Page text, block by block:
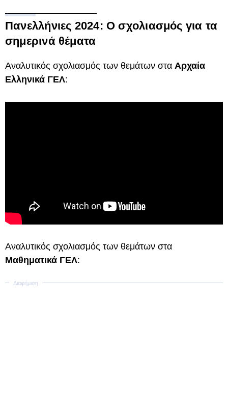
Πανελλήνιες 2024: Ο σχολιασμός για τα
σημερινά θέματα
Αναλυτικός σχολιασμός των θεμάτων στα Αρχαία
Ελληνικά ΓΕΛ:
Αναλυτικός σχολιασμός των θεμάτων στα
Μαθηματικά ΓΕΛ: